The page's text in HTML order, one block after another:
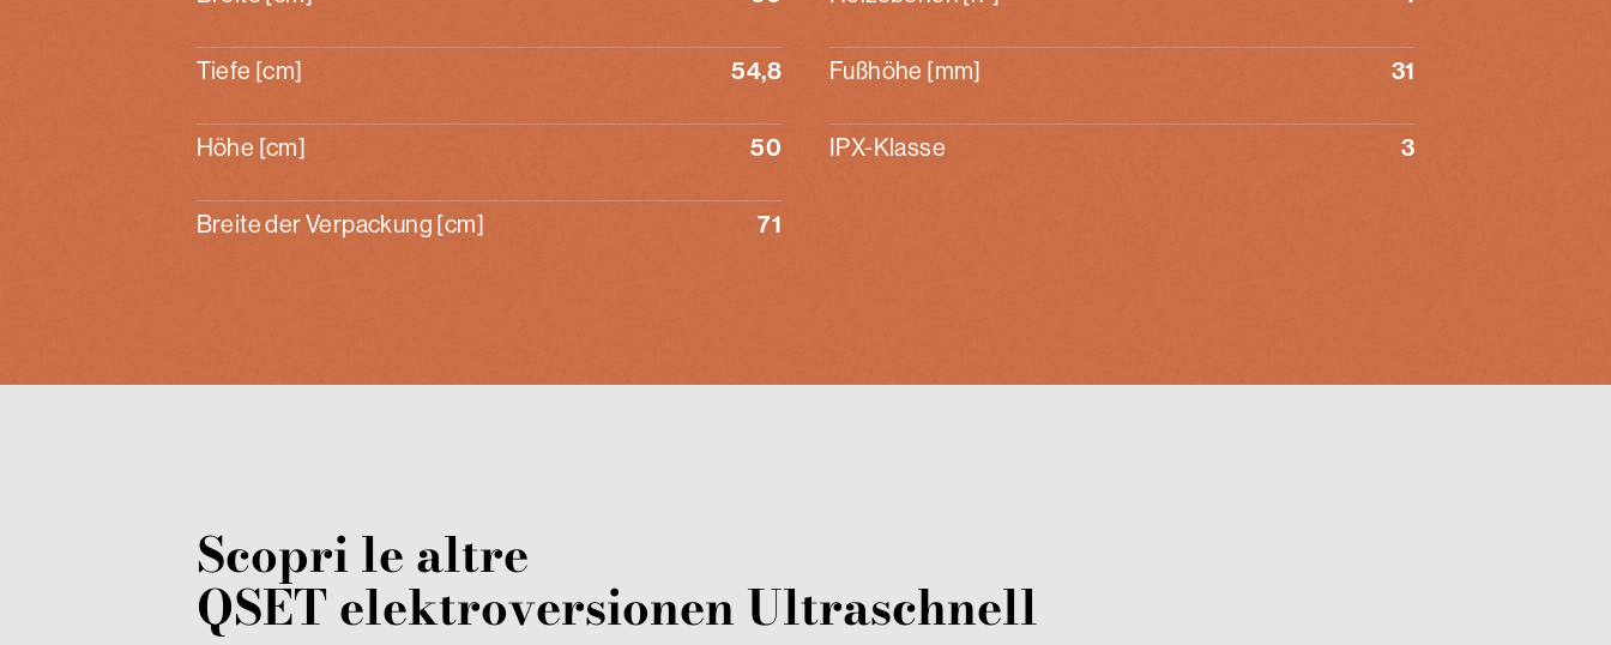
Tiefe [cm] 54,8
Höhe [cm] 50
Breite der Verpackung [cm] 71
Fußhöhe [mm] 31
IPX-Klasse 3
Scopri le altre
QSETelektroversionenUltraschnell